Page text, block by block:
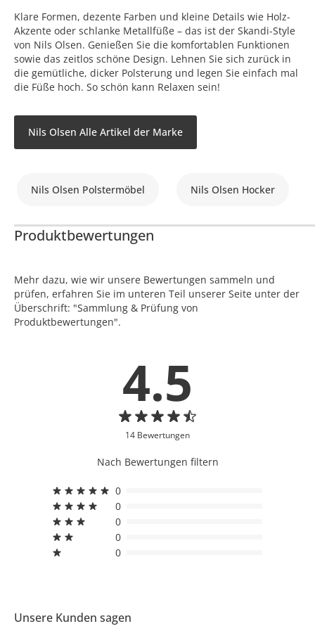
Klare Formen, dezente Farben und kleine Details wie Holz-
Akzente oder schlanke Metallfüße – das ist der Skandi-Style
von Nils Olsen. Genießen Sie die komfortablen Funktionen
sowie das zeitlos schöne Design. Lehnen Sie sich zurück in
die gemütliche, dicker Polsterung und legen Sie einfach mal
die Füße hoch. So schön kann Relaxen sein!
Nils Olsen Alle Artikel der Marke
Nils Olsen Polstermöbel Nils Olsen Hocker
Produktbewertungen
Mehr dazu, wie wir unsere Bewertungen sammeln und
prüfen, erfahren Sie im unteren Teil unserer Seite unter der
Überschrift: "Sammlung & Prüfung von
Produktbewertungen".
4.5
14 Bewertungen
Nach Bewertungen filtern
0
0
0
0
0
Unsere Kunden sagen